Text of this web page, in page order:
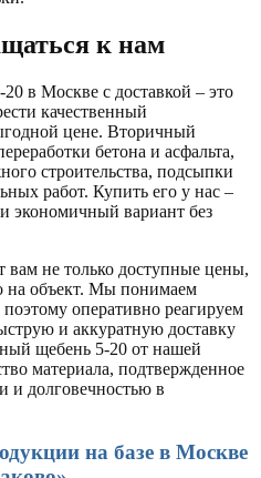
к нам
в Москве с доставкой – это
качественный
цене. Вторичный
бетона и асфальта,
строительства, подсыпки
работ. Купить его у нас –
экономичный вариант без
вам не только доступные цены,
на объект. Мы понимаем
оперативно реагируем
и аккуратную доставку
щебень 5-20 от нашей
материала, подтвержденное
и долговечностью в
на базе в Москве